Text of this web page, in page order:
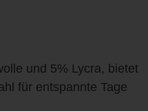
und 5% Lycra, bietet
für entspannte Tage